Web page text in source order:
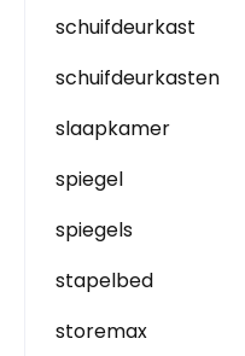
schuifdeurkast
schuifdeurkasten
slaapkamer
spiegel
spiegels
stapelbed
storemax